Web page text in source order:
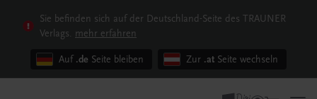
Sie befinden sich auf der Deutschland-Seite des TRAUNER
Verlags. mehr erfahren
Auf .de Seite bleiben Zur .at Seite wechseln